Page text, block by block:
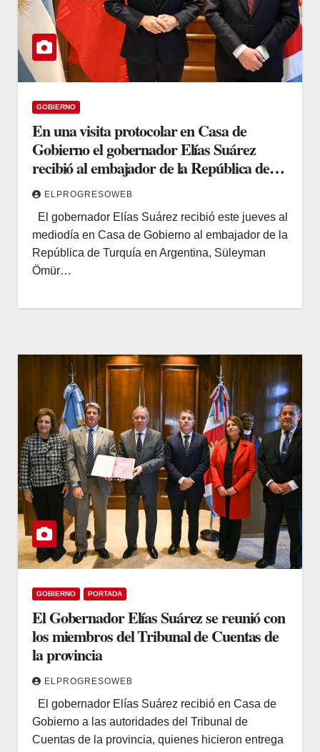
GOBIERNO
En una visita protocolar en Casa de
Gobierno el gobernador Elías Suárez
recibió al embajador de la República de
Turquía
ELPROGRESOWEB
El gobernador Elías Suárez recibió este jueves al
mediodía en Casa de Gobierno al embajador de la
República de Turquía en Argentina, Süleyman
Ömür…
GOBIERNO PORTADA
El Gobernador Elías Suárez se reunió con
los miembros del Tribunal de Cuentas de
la provincia
ELPROGRESOWEB
El gobernador Elías Suárez recibió en Casa de
Gobierno a las autoridades del Tribunal de
Cuentas de la provincia, quienes hicieron entrega